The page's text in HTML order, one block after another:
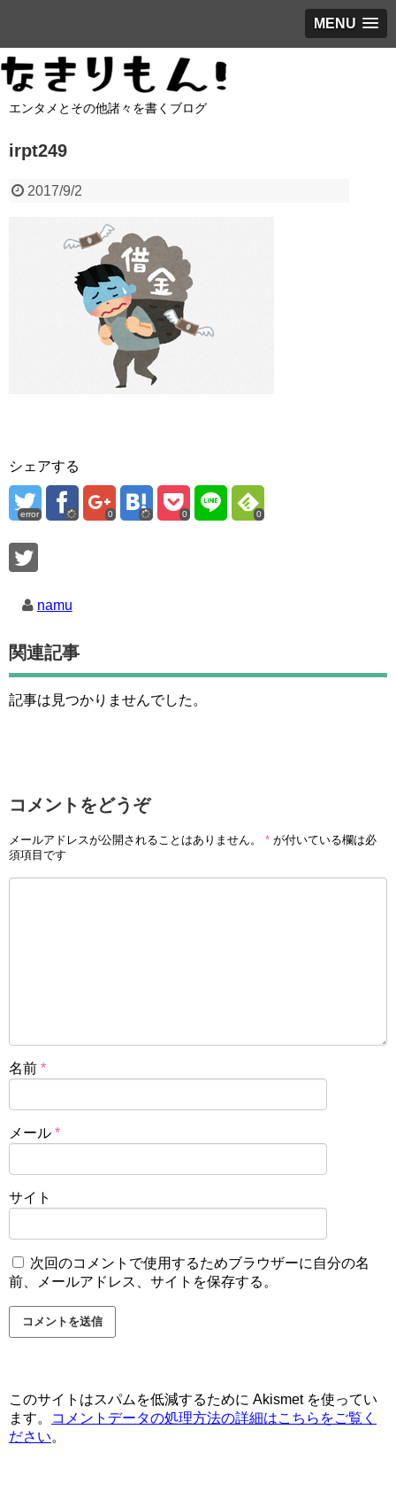
MENU
エンタメとその他諸々を書くブログ
irpt249
2017/9/2
シェアする
error 0 0 0
namu
関連記事
記事は見つかりませんでした。
コメントをどうぞ
メールアドレスが公開されることはありません。 * が付いている欄は必
須項目です
名前 *
メール *
サイト
次回のコメントで使用するためブラウザーに自分の名
前、メールアドレス、サイトを保存する。
このサイトはスパムを低減するために Akismet を使ってい
ます。
コメントデータの処理方法の詳細はこちらをご覧く
ださい。